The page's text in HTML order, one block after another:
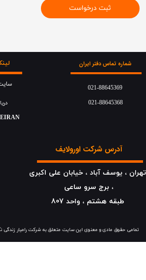
ثبت درخواست
آدرس شرکت اورولایف
تهران ، یوسف آباد ، خیابان علی اکبری
، برج سرو ساعی
​​​​​​​طبقه هشتم ، واحد 807
شماره تماس دفتر ایران
021-88645369
021-88645368
​​​تمامی حقوق مادی و معنوی این سایت متعلق به شرکت رامیار زندگی